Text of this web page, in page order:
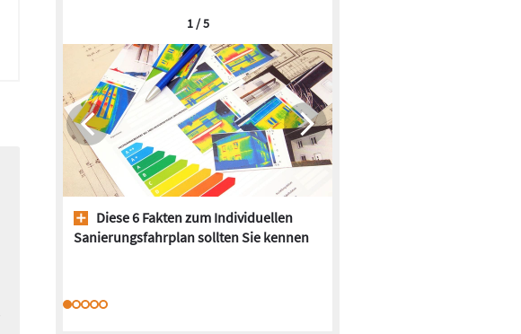
Diese 6 Fakten zum Individuellen
Sanierungsfahrplan sollten Sie kennen
1 / 5